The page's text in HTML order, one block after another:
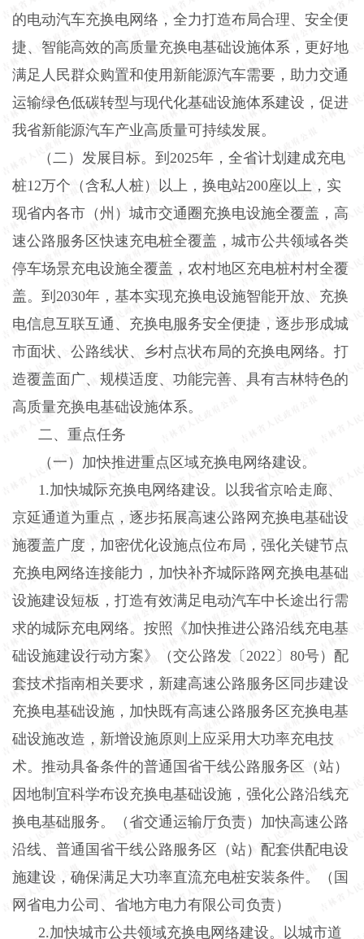
的电动汽车充换电网络，全力打造布局合理、安全便
捷、智能高效的高质量充换电基础设施体系，更好地
满足人民群众购置和使用新能源汽车需要，助力交通
运输绿色低碳转型与现代化基础设施体系建设，促进
我省新能源汽车产业高质量可持续发展。
（二）发展目标。到2025年，全省计划建成充电
桩12万个（含私人桩）以上，换电站200座以上，实
现省内各市（州）城市交通圈充换电设施全覆盖，高
速公路服务区快速充电桩全覆盖，城市公共领域各类
停车场景充电设施全覆盖，农村地区充电桩村村全覆
盖。到2030年，基本实现充换电设施智能开放、充换
电信息互联互通、充换电服务安全便捷，逐步形成城
市面状、公路线状、乡村点状布局的充换电网络。打
造覆盖面广、规模适度、功能完善、具有吉林特色的
高质量充换电基础设施体系。
二、重点任务
（一）加快推进重点区域充换电网络建设。
1.加快城际充换电网络建设。以我省京哈走廊、
京延通道为重点，逐步拓展高速公路网充换电基础设
施覆盖广度，加密优化设施点位布局，强化关键节点
充换电网络连接能力，加快补齐城际路网充换电基础
设施建设短板，打造有效满足电动汽车中长途出行需
求的城际充电网络。按照《加快推进公路沿线充电基
础设施建设行动方案》（交公路发〔2022〕80号）配
套技术指南相关要求，新建高速公路服务区同步建设
充换电基础设施，加快既有高速公路服务区充换电基
础设施改造，新增设施原则上应采用大功率充电技
术。推动具备条件的普通国省干线公路服务区（站）
因地制宜科学布设充换电基础设施，强化公路沿线充
换电基础服务。（省交通运输厅负责）加快高速公路
沿线、普通国省干线公路服务区（站）配套供配电设
施建设，确保满足大功率直流充电桩安装条件。（国
网省电力公司、省地方电力有限公司负责）
2.加快城市公共领域充换电网络建设。以城市道